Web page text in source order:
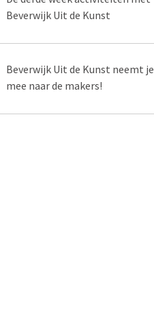
Beverwijk Uit de Kunst
Beverwijk Uit de Kunst neemt je
mee naar de makers!